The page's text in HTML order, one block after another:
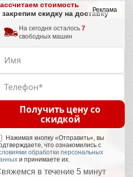
Реклама
стоимость
закрепим скидку на доставку
На сегодня осталось 7
свободных машин
Получить цену со
скидкой
Нажимая кнопку «Отправить», вы
что ознакомились с
обработки персональных
и принимаете их.
в течение 5 минут